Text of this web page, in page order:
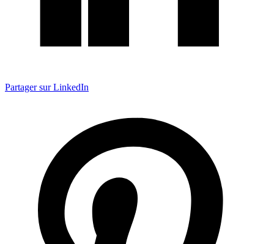
Partager sur LinkedIn